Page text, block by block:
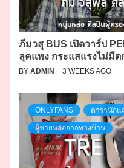
ภีมวสุ BUS เปิดวาร์ป
ลุคแพง กระแสแรงไม่มีต
BY ADMIN 3 WEEKS AGO
ONLYFANS ดารานักแ
ผู้ชายหล่อจากทางบ้าน